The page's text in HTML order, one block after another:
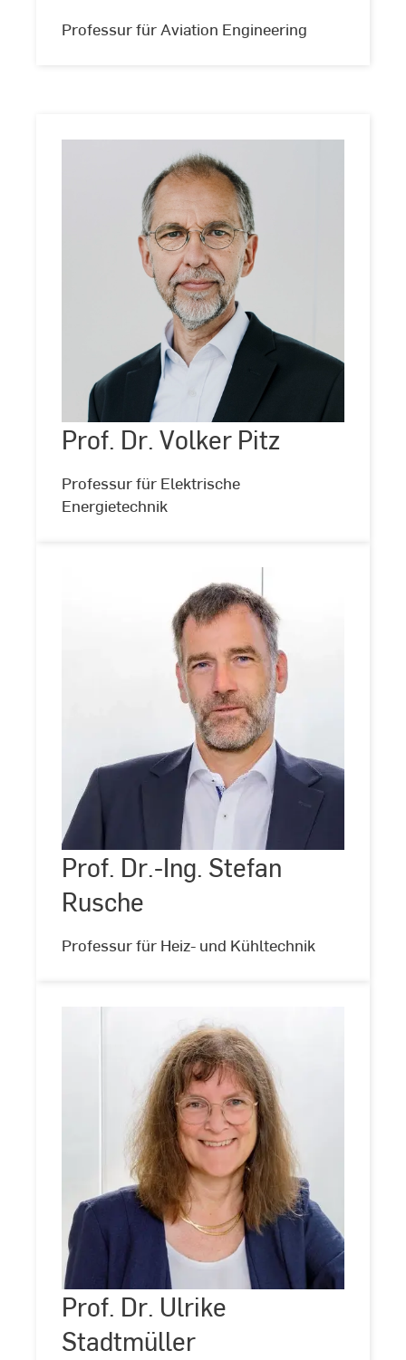
Professur für Aviation Engineering
©
Kira
Jacobi
Prof. Dr. Volker Pitz
Professur für Elektrische
Energietechnik
Prof.
Dr.
Volker
Pitz
©
Andreas
Schlote
(www.andreasschlote.de)
Prof. Dr.-Ing. Stefan
Rusche
Professur für Heiz- und Kühltechnik
Prof.
Dr.-
Ing.
Rusche
©
Andreas
Schlote
(www.andreasschlote.de)
Prof. Dr. Ulrike
Stadtmüller
Prof.
Ulrike
Stadtmüller